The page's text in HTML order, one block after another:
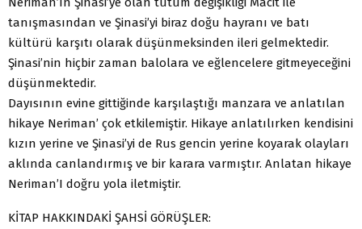
tanışmasından ve Şinasi’yi biraz doğu hayranı ve batı
kültürü karşıtı olarak düşünmeksinden ileri gelmektedir.
Şinasi’nin hiçbir zaman balolara ve eğlencelere gitmeyeceğini
düşünmektedir.
Dayısının evine gittiğinde karşılaştığı manzara ve anlatılan
hikaye Neriman’ çok etkilemiştir. Hikaye anlatılırken kendisini
kızın yerine ve Şinasi’yi de Rus gencin yerine koyarak olayları
aklında canlandırmış ve bir karara varmıştır. Anlatan hikaye
Neriman’I doğru yola iletmiştir.
KİTAP HAKKINDAKİ ŞAHSİ GÖRÜŞLER: